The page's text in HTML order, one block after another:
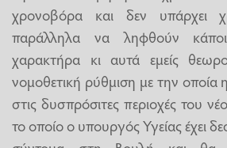
χρονοβόρα και δεν υπάρχει
παράλληλα να ληφθούν
χαρακτήρα κι αυτά εμείς
νομοθετική ρύθμιση με την οποία
στις δυσπρόσιτες περιοχές του
το οποίο ο υπουργός Υγείας έχει